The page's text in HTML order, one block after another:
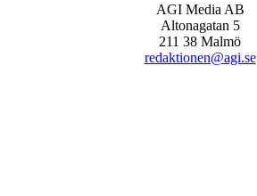
AGI Media AB
Altonagatan 5
211 38 Malmö
redaktionen@agi.se